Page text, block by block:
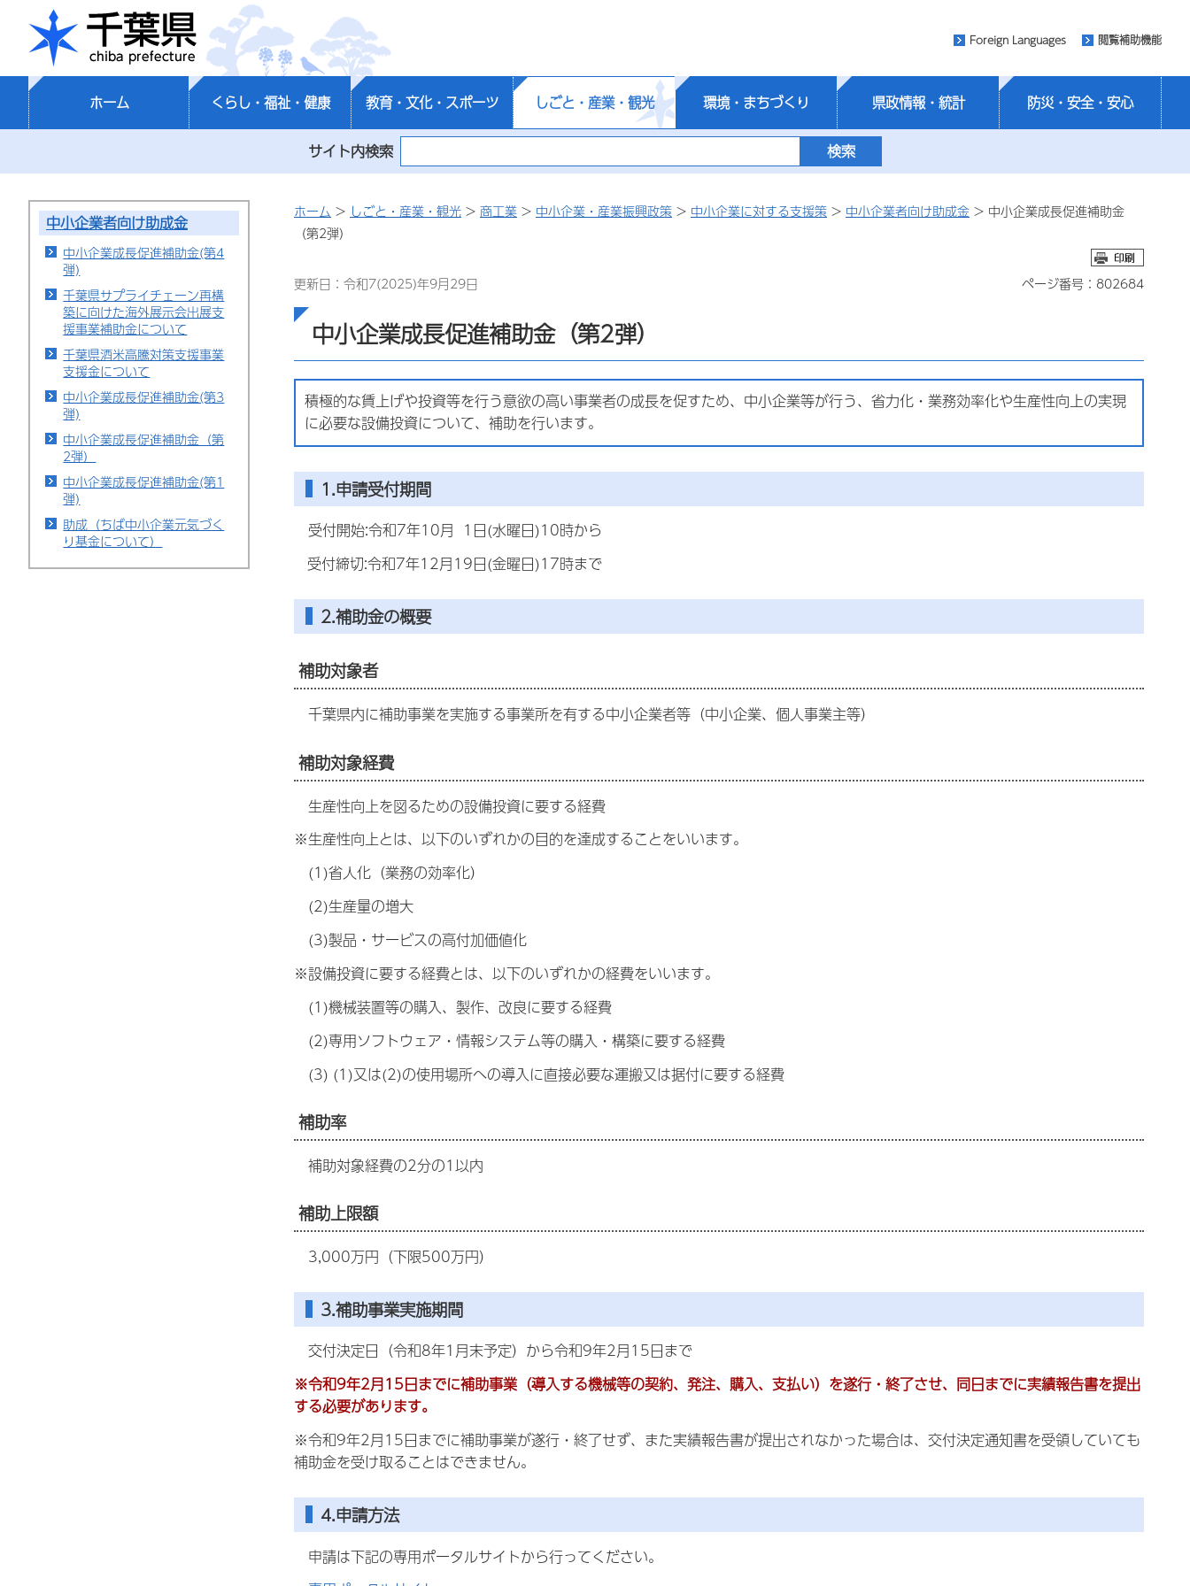
千葉県
Foreign Languages 閲覧補助機能
ホーム くらし・福祉・健康 教育・文化・スポーツ しごと・産業・観光 環境・まちづくり 県政情報・統計 防災・安全・安心
サイト内検索
中小企業者向け助成金
中小企業成長促進補助金(第4
弾)
千葉県サプライチェーン再構
築に向けた海外展示会出展支
援事業補助金について
千葉県酒米高騰対策支援事業
支援金について
中小企業成長促進補助金(第3
弾)
中小企業成長促進補助金（第
2弾）
中小企業成長促進補助金(第1
弾)
助成（ちば中小企業元気づく
り基金について）
ホーム > しごと・産業・観光 > 商工業 > 中小企業・産業振興政策 > 中小企業に対する支援策 > 中小企業者向け助成金 > 中小企業成長促進補助金
（第2弾）
更新日：令和7(2025)年9月29日 ページ番号：802684
中小企業成長促進補助金（第2弾）
積極的な賃上げや投資等を行う意欲の高い事業者の成長を促すため、中小企業等が行う、省力化・業務効率化や生産性向上の実現
に必要な設備投資について、補助を行います。
1.申請受付期間
受付開始:令和7年10月 1日(水曜日)10時から
受付締切:令和7年12月19日(金曜日)17時まで
2.補助金の概要
補助対象者
千葉県内に補助事業を実施する事業所を有する中小企業者等（中小企業、個人事業主等）
補助対象経費
生産性向上を図るための設備投資に要する経費
※生産性向上とは、以下のいずれかの目的を達成することをいいます。
(1)省人化（業務の効率化）
(2)生産量の増大
(3)製品・サービスの高付加価値化
※設備投資に要する経費とは、以下のいずれかの経費をいいます。
(1)機械装置等の購入、製作、改良に要する経費
(2)専用ソフトウェア・情報システム等の購入・構築に要する経費
(3) (1)又は(2)の使用場所への導入に直接必要な運搬又は据付に要する経費
補助率
補助対象経費の2分の1以内
補助上限額
3,000万円（下限500万円）
3.補助事業実施期間
交付決定日（令和8年1月末予定）から令和9年2月15日まで
※令和9年2月15日までに補助事業（導入する機械等の契約、発注、購入、支払い）を遂行・終了させ、同日までに実績報告書を提出
する必要があります。
※令和9年2月15日までに補助事業が遂行・終了せず、また実績報告書が提出されなかった場合は、交付決定通知書を受領していても
補助金を受け取ることはできません。
4.申請方法
申請は下記の専用ポータルサイトから行ってください。